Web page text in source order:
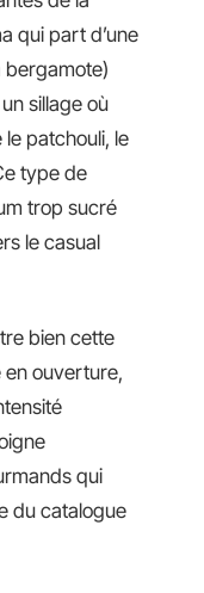
qui part d’une
bergamote)
sillage où
patchouli, le
type de
trop sucré
le casual
bien cette
ouverture,
qui
du catalogue